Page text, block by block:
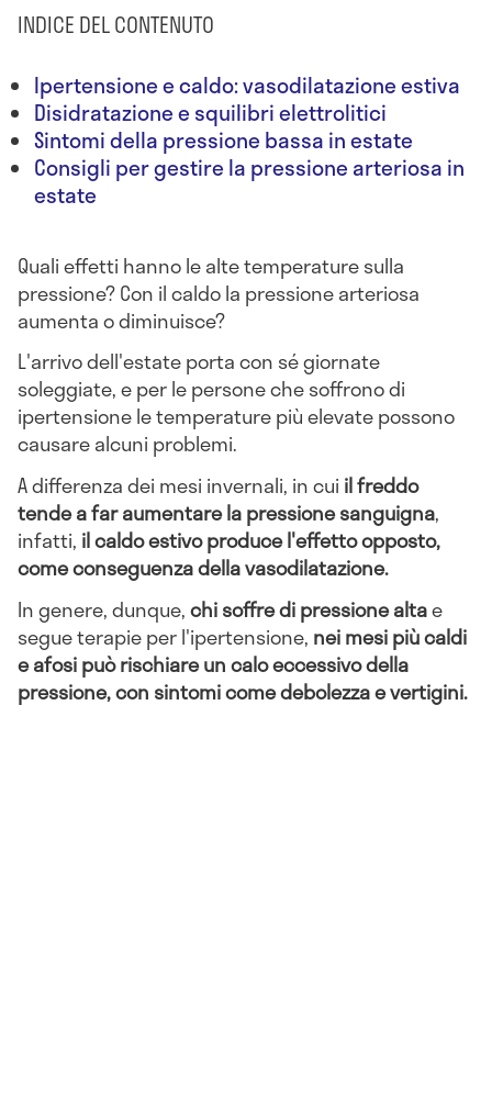
INDICE DEL CONTENUTO
Ipertensione e caldo: vasodilatazione estiva
Disidratazione e squilibri elettrolitici
Sintomi della pressione bassa in estate
Consigli per gestire la pressione arteriosa in
estate
Quali effetti hanno le alte temperature sulla
pressione? Con il caldo la pressione arteriosa
aumenta o diminuisce?
L'arrivo dell'estate porta con sé giornate
soleggiate, e per le persone che soffrono di
ipertensione le temperature più elevate possono
causare alcuni problemi.
A differenza dei mesi invernali, in cui il freddo
tende a far aumentare la pressione sanguigna,
infatti, il caldo estivo produce l'effetto opposto,
come conseguenza della vasodilatazione.
In genere, dunque,chi soffre di pressione altae
segue terapie per l'ipertensione, nei mesi più caldi
e afosi può rischiare un calo eccessivo della
pressione, con sintomi come debolezza e vertigini.